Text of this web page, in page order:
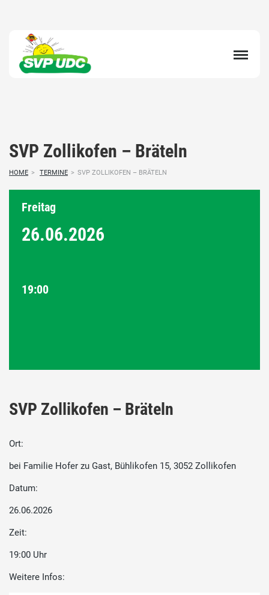
SVP Zollikofen – Bräteln
HOME > TERMINE > SVP ZOLLIKOFEN – BRÄTELN
Freitag
26.06.2026
19:00
SVP Zollikofen – Bräteln
Ort:
bei Familie Hofer zu Gast, Bühlikofen 15, 3052 Zollikofen
Datum:
26.06.2026
Zeit:
19:00 Uhr
Weitere Infos: